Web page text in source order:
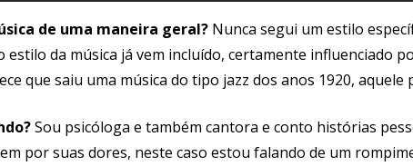
de uma maneira geral? Nunca segui um estilo
da música já vem incluído, certamente influenciado
que saiu uma música do tipo jazz dos anos 1920, aquele
Sou psicóloga e também cantora e conto histórias
por suas dores, neste caso estou falando de um